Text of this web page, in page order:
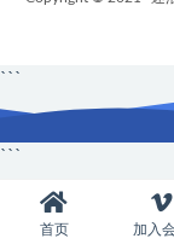
首页 加入
```
```